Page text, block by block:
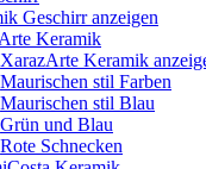
Geschirr anzeigen
Keramik
XarazArte Keramik
Maurischen stil Farben
Maurischen stil Blau
Grün und Blau
Rote Schnecken